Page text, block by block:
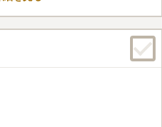
ません。